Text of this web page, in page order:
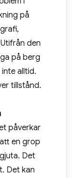
på
den
på berg
alltid.
tillstånd.
påverkar
en grop
Det
Det kan